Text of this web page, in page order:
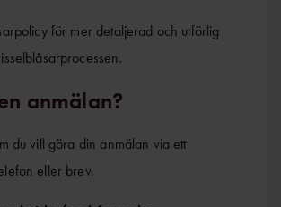
för mer detaljerad och utförlig
anmälan?
du vill göra din anmälan via ett
eller brev.